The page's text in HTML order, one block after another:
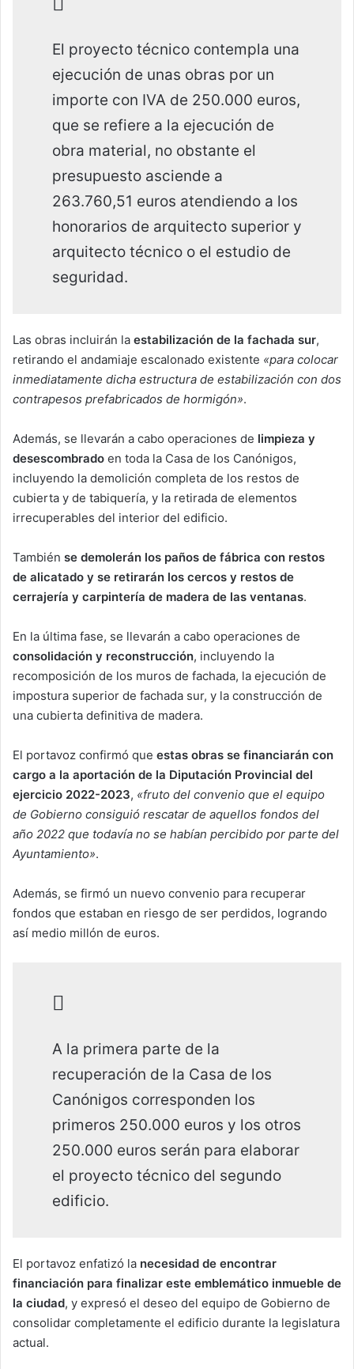
El proyecto técnico contempla una
ejecución de unas obras por un
importe con IVA de 250.000 euros,
que se refiere a la ejecución de
obra material, no obstante el
presupuesto asciende a
263.760,51 euros atendiendo a los
honorarios de arquitecto superior y
arquitecto técnico o el estudio de
seguridad.
Las obras incluirán la estabilización de la fachada sur,
retirando el andamiaje escalonado existente «para colocar
inmediatamente dicha estructura de estabilización con dos
contrapesos prefabricados de hormigón».
Además, se llevarán a cabo operaciones de limpieza y
desescombrado en toda la Casa de los Canónigos,
incluyendo la demolición completa de los restos de
cubierta y de tabiquería, y la retirada de elementos
irrecuperables del interior del edificio.
También se demolerán los paños de fábrica con restos
de alicatado y se retirarán los cercos y restos de
cerrajería y carpintería de madera de las ventanas.
En la última fase, se llevarán a cabo operaciones de
consolidación y reconstrucción, incluyendo la
recomposición de los muros de fachada, la ejecución de
impostura superior de fachada sur, y la construcción de
una cubierta definitiva de madera.
El portavoz confirmó que estas obras se financiarán con
cargo a la aportación de la Diputación Provincial del
ejercicio 2022-2023, «fruto del convenio que el equipo
de Gobierno consiguió rescatar de aquellos fondos del
año 2022 que todavía no se habían percibido por parte del
Ayuntamiento».
Además, se firmó un nuevo convenio para recuperar
fondos que estaban en riesgo de ser perdidos, logrando
así medio millón de euros.
A la primera parte de la
recuperación de la Casa de los
Canónigos corresponden los
primeros 250.000 euros y los otros
250.000 euros serán para elaborar
el proyecto técnico del segundo
edificio.
El portavoz enfatizó la necesidad de encontrar
financiación para finalizar este emblemático inmueble de
la ciudad, y expresó el deseo del equipo de Gobierno de
consolidar completamente el edificio durante la legislatura
actual.